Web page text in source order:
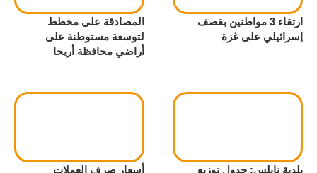
ارتقاء 3 مواطنين بقصف
إسرائيلي على غزة
المصادقة على مخطط
لتوسعة مستوطنة على
أراضي محافظة أريحا
بلدية نابلس: جدول توزيع
أسعار صرف العملات